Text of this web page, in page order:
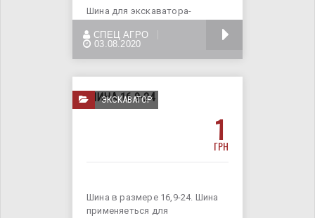
Шина для экскаватора-
16.9-28; Доставка по всей
СПЕЦ АГРО
03.08.2020
ЭКСКАВАТОР
ШИНА 16.9-24
1
ГРН
Шина в размере 16,9-24. Шина
применяеться для